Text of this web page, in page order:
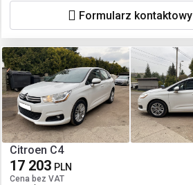
Formularz kontaktowy
Citroen C4
17 203 PLN
Cena bez VAT